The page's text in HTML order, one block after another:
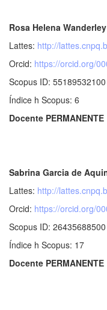
Rosa Helena
Lattes: http://
Orcid: https://orcid.org/
Scopus ID: 55189532100
Índice h Scopus: 6
Docente PERMANENTE
Sabrina Garcia de
Lattes: http://
Orcid: https://orcid.org/
Scopus ID: 26435688500
Índice h Scopus: 17
Docente PERMANENTE